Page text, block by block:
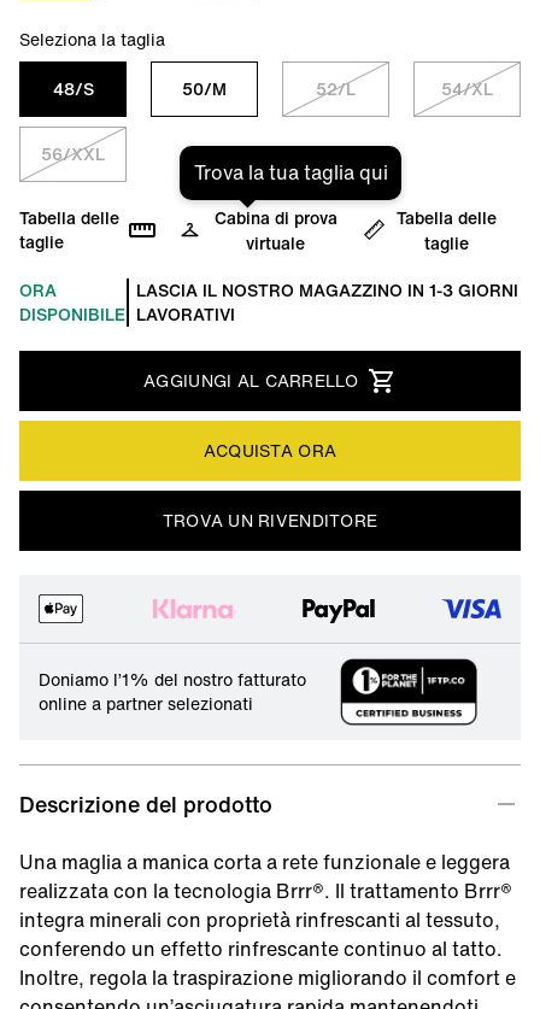
Seleziona la taglia
48/S
50/M 52/L 54/XL
56/XXL
Tabella delle
taglie
Trova la tua taglia qui
Cabina di prova
virtuale
Tabella delle
taglie
ORA
DISPONIBILE
LASCIA IL NOSTRO MAGAZZINO IN 1-3 GIORNI
LAVORATIVI
AGGIUNGI AL CARRELLO
ACQUISTA ORA
TROVA UN RIVENDITORE
Doniamo l’1% del nostro fatturato
online a partner selezionati
Descrizione del prodotto
Una maglia a manica corta a rete funzionale e leggera
realizzata con la tecnologia Brrr®. Il trattamento Brrr®
integra minerali con proprietà rinfrescanti al tessuto,
conferendo un effetto rinfrescante continuo al tatto.
Inoltre, regola la traspirazione migliorando il comfort e